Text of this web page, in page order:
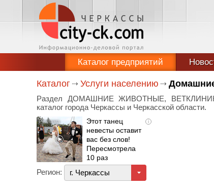
Каталог предприятий
Каталог Услуги населению
Раздел ДОМАШНИЕ ЖИВОТНЫЕ,
каталог города Черкассы и Черкасской области.
i
Этот танец
невесты оставит
вас без слов!
Пересмотрела
10 раз
Регион: г. Черкассы